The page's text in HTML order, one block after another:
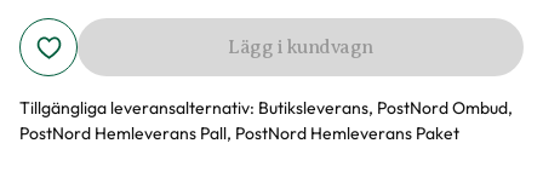
Lägg i kundvagn
Tillgängliga leveransalternativ: Butiksleverans, PostNord Ombud,
PostNord Hemleverans Pall, PostNord Hemleverans Paket